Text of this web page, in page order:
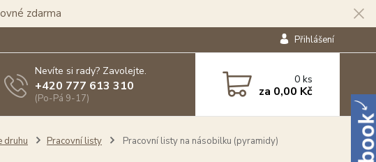
zdarma
Přihlášení
Nevíte si rady? Zavolejte.
+420 777 613 310
(Po-Pá 9-17)
0ks
za 0,00 Kč
druhu Pracovní listy Pracovní listy na násobilku (pyramidy)